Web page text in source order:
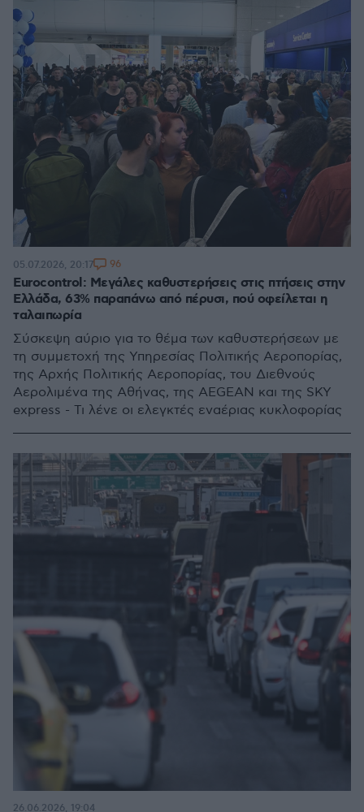
Eurocontrol: Μεγάλες καθυστερήσεις στις πτήσεις στην
Ελλάδα, 63% παραπάνω από πέρυσι, πού οφείλεται η
ταλαιπωρία
Σύσκεψη αύριο για το θέμα των καθυστερήσεων με
τη συμμετοχή της Υπηρεσίας Πολιτικής Αεροπορίας,
της Αρχής Πολιτικής Αεροπορίας, του Διεθνούς
Αερολιμένα της Αθήνας, της AEGEAN και της SKY
express - Τι λένε οι ελεγκτές εναέριας κυκλοφορίας
05.07.2026, 20:17 96
26.06.2026, 19:04